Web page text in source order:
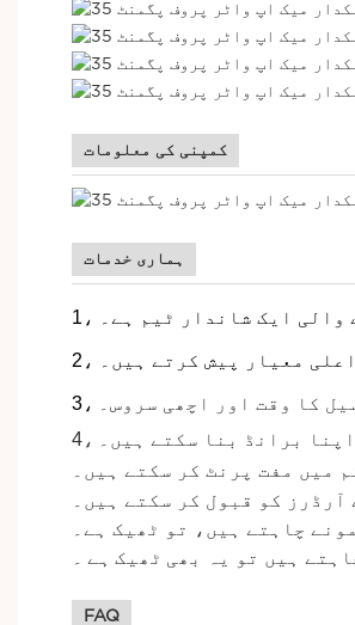
کمپنی کی معلومات
ہماری خدمات
معیار پیش کرتے ہیں۔
3،
کا وقت اور اچھی سروس۔
4،
برانڈ بنا سکتے ہیں۔
میں مفت پرنٹ کر سکتے ہیں۔
کو قبول کر سکتے ہیں۔
چاہتے ہیں، تو ٹھیک ہے۔
ہیں تو یہ بھی ٹھیک ہے
FAQ